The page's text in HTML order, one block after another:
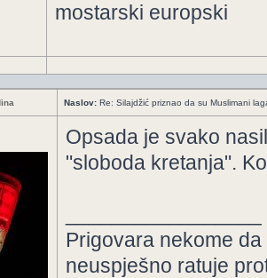
mostarski europski
Naslov: Re: Silajdžić priznao da su Muslimani
Opsada je svako
"sloboda kretanja".
Prigovara nekome
neuspješno ratuje